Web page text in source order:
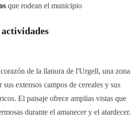
que rodean el municipio
de la llanura de l'Urgell, una zona
extensos campos de cereales y sus
El paisaje ofrece amplias vistas que
durante el amanecer y el atardecer.